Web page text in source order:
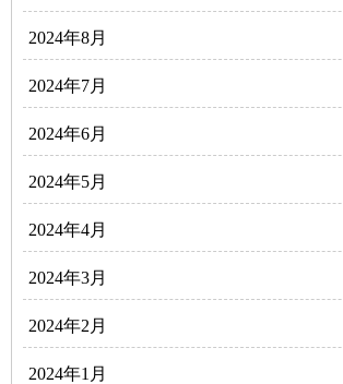
2024年8月
2024年7月
2024年6月
2024年5月
2024年4月
2024年3月
2024年2月
2024年1月